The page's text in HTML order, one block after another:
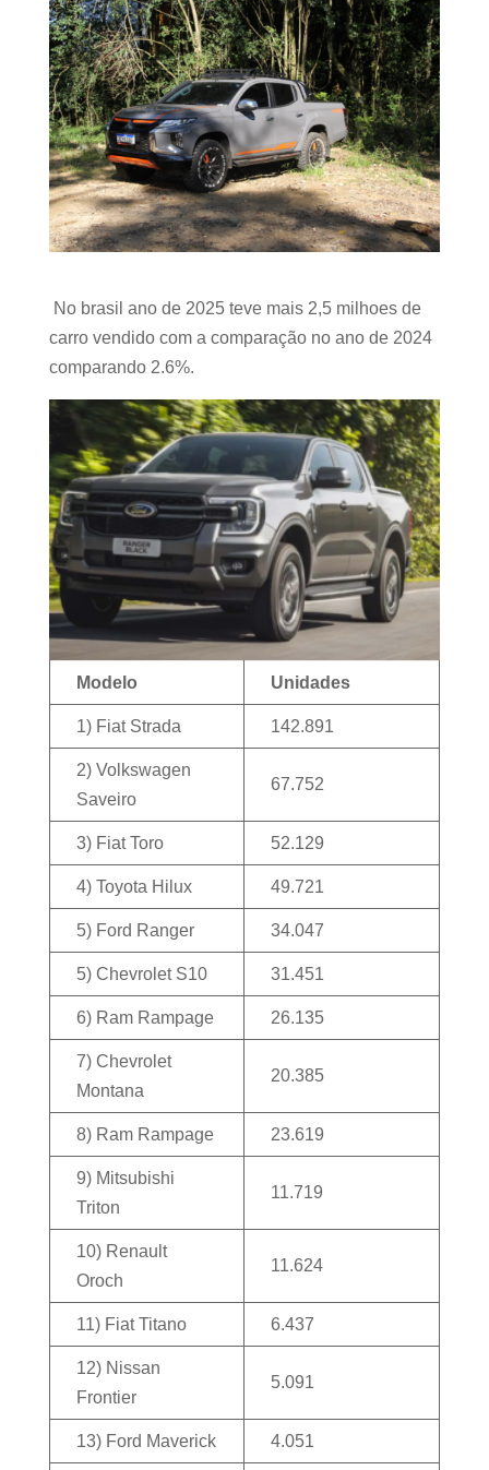
No brasil ano de 2025 teve mais 2,5 milhoes de
carro vendido com a comparação no ano de 2024
comparando 2.6%.
Modelo Unidades
1) Fiat Strada 142.891
2) Volkswagen
Saveiro
67.752
3) Fiat Toro 52.129
4) Toyota Hilux 49.721
5) Ford Ranger 34.047
5) Chevrolet S10 31.451
6) Ram Rampage 26.135
7) Chevrolet
Montana
20.385
8) Ram Rampage 23.619
9) Mitsubishi
Triton
11.719
10) Renault
Oroch
11.624
11) Fiat Titano 6.437
12) Nissan
Frontier
5.091
13) Ford Maverick 4.051